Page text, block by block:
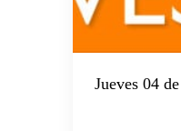
Jueves 04